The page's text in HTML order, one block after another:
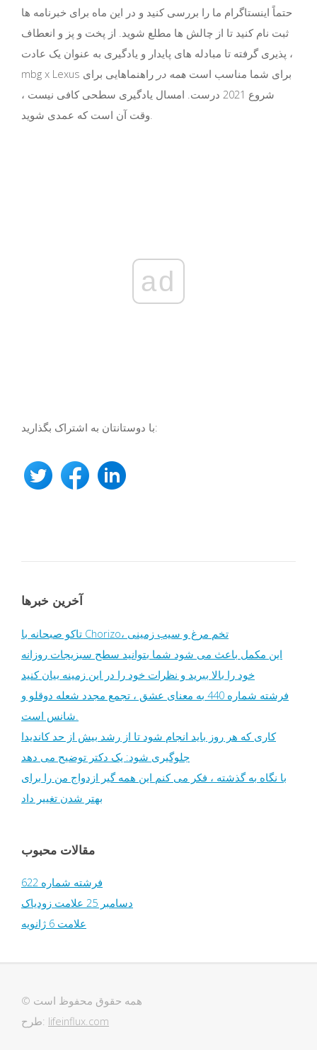
حتماً اینستاگرام ما را بررسی کنید و در این ماه برای خبرنامه ها
ثبت نام کنید تا از چالش ها مطلع شوید. از پخت و پز و انعطاف
پذیری گرفته تا مبادله های پایدار و یادگیری به عنوان یک عادت ،
mbg x Lexus برای شما مناسب است همه در راهنماهایی برای
شروع 2021 درست. امسال یادگیری سطحی کافی نیست ،
ad
با دوستانتان به اشتراک بگذارید:
آخرین خبرها
تاکو صبحانه با Chorizo، تخم مرغ و سیب زمینی
این مکمل باعث می شود شما بتوانید سطح سبزیجات روزانه
خود را بالا ببرید و نظرات خود را در این زمینه بیان کنید
فرشته شماره 440 به معنای عشق ، تجمع مجدد شعله دوقلو و
کاری که هر روز باید انجام شود تا از رشد بیش از حد کاندیدا
جلوگیری شود: یک دکتر توضیح می دهد
با نگاه به گذشته ، فکر می کنم این همه گیر ازدواج من را برای
بهتر شدن تغییر داد
مقالات محبوب
فرشته شماره 622
دسامبر 25 علامت زودیاک
علامت 6 ژانویه
© همه حقوق محفوظ است
طرح: lifeinflux.com